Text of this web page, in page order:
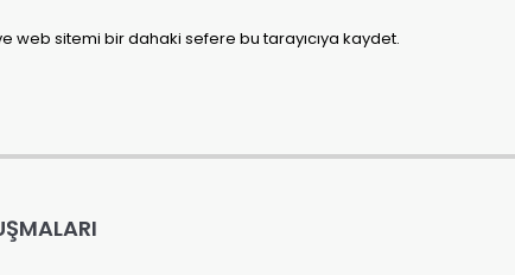
web sitemi bir dahaki sefere bu tarayıcıya kaydet.